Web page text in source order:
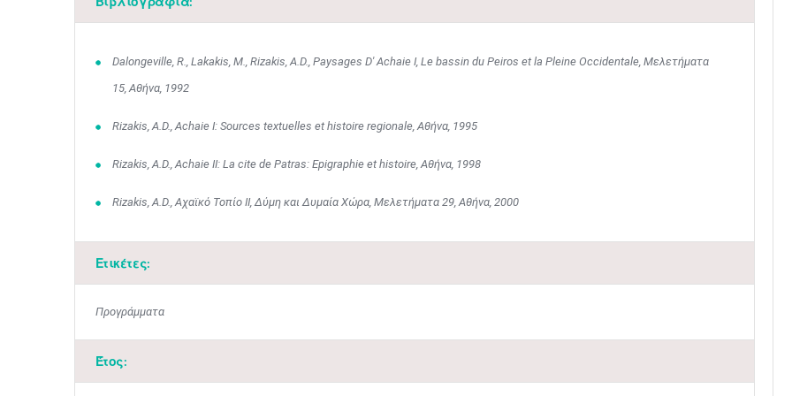
Dalongeville, R., Lakakis, M., Rizakis, A.D., Paysages D' Achaie I, Le bassin du Peiros et la Pleine Occidentale, Μελετήματα
15, Αθήνα, 1992
Rizakis, A.D., Achaie I: Sources textuelles et histoire regionale, Αθήνα, 1995
Rizakis, Α.D., Achaie IΙ: La cite de Patras: Epigraphie et histoire, Αθήνα, 1998
Rizakis, Α.D., Αχαϊκό Τοπίο ΙΙ, Δύμη και Δυμαία Χώρα, Μελετήματα 29, Αθήνα, 2000
Ετικέτες:
Προγράμματα
Έτος: